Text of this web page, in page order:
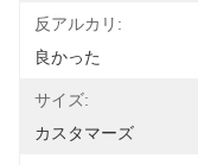
反アルカリ:
良かった
サイズ:
カスタマーズ